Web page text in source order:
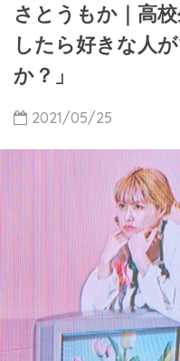
さとうもか｜高
したら好きな人
か？」
2021/05/25